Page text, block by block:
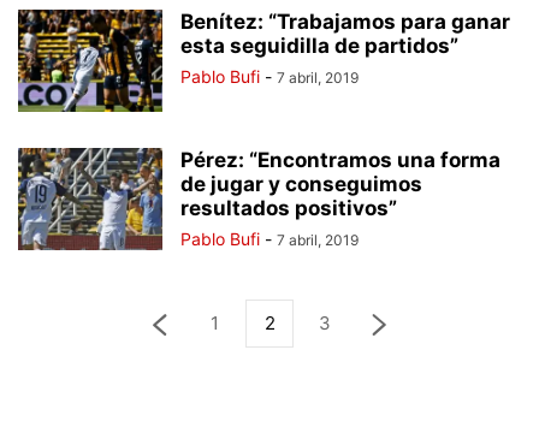
Benítez: “Trabajamos para ganar
esta seguidilla de partidos”
Pablo Bufi - 7 abril, 2019
Pérez: “Encontramos una forma
de jugar y conseguimos
resultados positivos”
Pablo Bufi - 7 abril, 2019
1 2 3